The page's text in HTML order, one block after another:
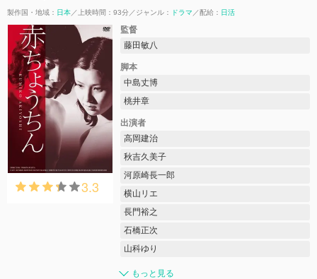
製作国・地域： 日本 上映時間：93分 ジャンル： ドラマ 配給： 日活
3.3
監督
藤田敏八
脚本
中島丈博
桃井章
出演者
高岡建治
秋吉久美子
河原崎長一郎
横山リエ
長門裕之
石橋正次
山科ゆり
もっと見る